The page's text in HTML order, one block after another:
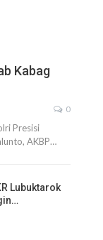
Kabag
0
Presisi
AKBP…
Lubuktarok